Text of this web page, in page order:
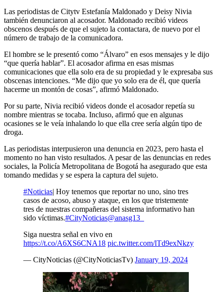
Las periodistas de Citytv Estefanía Maldonado y Deisy Nivia
también denunciaron al acosador. Maldonado recibió videos
obscenos después de que el sujeto la contactara, de nuevo por el
número de trabajo de la comunicadora.
El hombre se le presentó como “Álvaro” en esos mensajes y le dijo
“que quería hablar”. El acosador afirma en esas mismas
comunicaciones que ella solo era de su propiedad y le expresaba sus
obscenas intenciones. “Me dijo que yo solo era de él, que quería
hacerme un montón de cosas”, afirmó Maldonado.
Por su parte, Nivia recibió videos donde el acosador repetía su
nombre mientras se tocaba. Incluso, afirmó que en algunas
ocasiones se le veía inhalando lo que ella cree sería algún tipo de
droga.
Las periodistas interpusieron una denuncia en 2023, pero hasta el
momento no han visto resultados. A pesar de las denuncias en redes
sociales, la Policía Metropolitana de Bogotá ha asegurado que esta
tomando medidas y se espera la captura del sujeto.
#Noticias| Hoy tenemos que reportar no uno, sino tres
casos de acoso, abuso y ataque, en los que tristemente
tres de nuestras compañeras del sistema informativo han
sido víctimas.#CityNoticias@anasg13_
Siga nuestra señal en vivo en
https://t.co/A6XS6CNA18 pic.twitter.com/lTd9exNkzy
— CityNoticias (@CityNoticiasTv) January 19, 2024